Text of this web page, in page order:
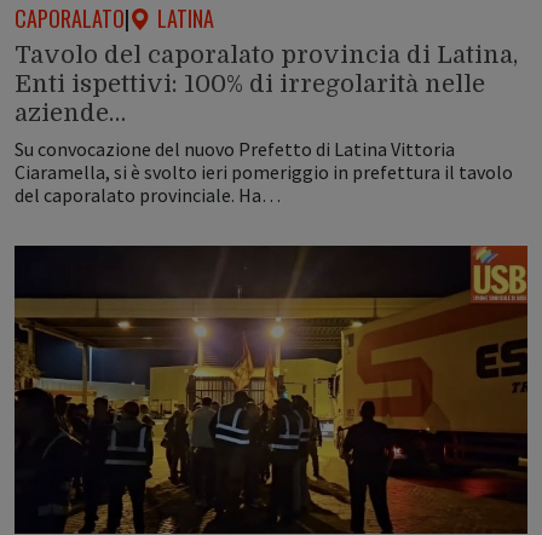
CAPORALATO| LATINA
Tavolo del caporalato provincia di Latina,
Enti ispettivi: 100% di irregolarità nelle
aziende…
Su convocazione del nuovo Prefetto di Latina Vittoria
Ciaramella, si è svolto ieri pomeriggio in prefettura il tavolo
del caporalato provinciale. Ha…